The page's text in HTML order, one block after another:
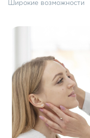
Широкие возможности